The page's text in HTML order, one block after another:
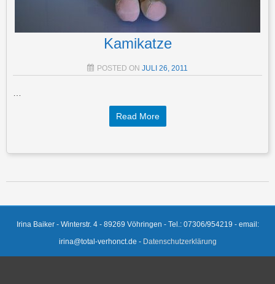
Kamikatze
POSTED ON JULI 26, 2011
Read More
Post navigation
Irina Baiker - Winterstr. 4 - 89269 Vöhringen - Tel.: 07306/954219 - email:
irina@total-verhonct.de - Datenschutzerklärung